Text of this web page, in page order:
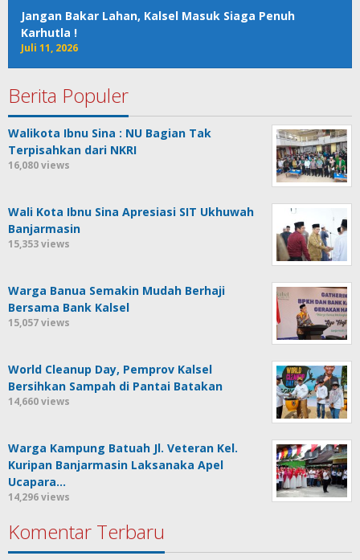
Jangan Bakar Lahan, Kalsel Masuk Siaga Penuh
Karhutla !
Juli 11, 2026
Berita Populer
Walikota Ibnu Sina : NU Bagian Tak
Terpisahkan dari NKRI
16,080 views
Wali Kota Ibnu Sina Apresiasi SIT Ukhuwah
Banjarmasin
15,353 views
Warga Banua Semakin Mudah Berhaji
Bersama Bank Kalsel
15,057 views
World Cleanup Day, Pemprov Kalsel
Bersihkan Sampah di Pantai Batakan
14,660 views
Warga Kampung Batuah Jl. Veteran Kel.
Kuripan Banjarmasin Laksanaka Apel
Ucapara…
14,296 views
Komentar Terbaru